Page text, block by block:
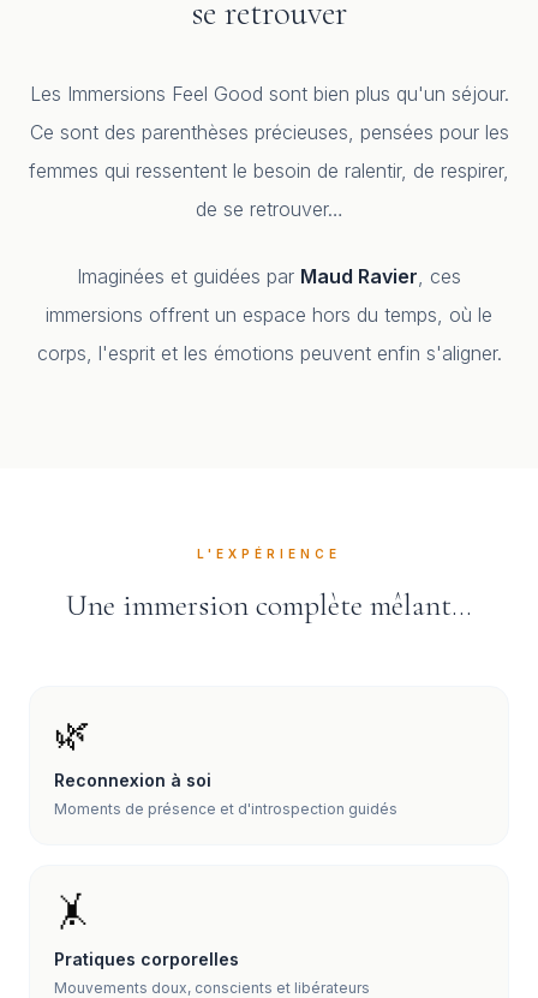
se retrouver
Les Immersions Feel Good sont bien plus qu'un séjour.
Ce sont des parenthèses précieuses, pensées pour les
femmes qui ressentent le besoin de ralentir, de respirer,
de se retrouver…
Imaginées et guidées par Maud Ravier , ces
immersions offrent un espace hors du temps, où le
corps, l'esprit et les émotions peuvent enfin s'aligner.
L'EXPÉRIENCE
Une immersion complète mêlant…
🌿
Reconnexion à soi
Moments de présence et d'introspection guidés
🤸
Pratiques corporelles
Mouvements doux, conscients et libérateurs